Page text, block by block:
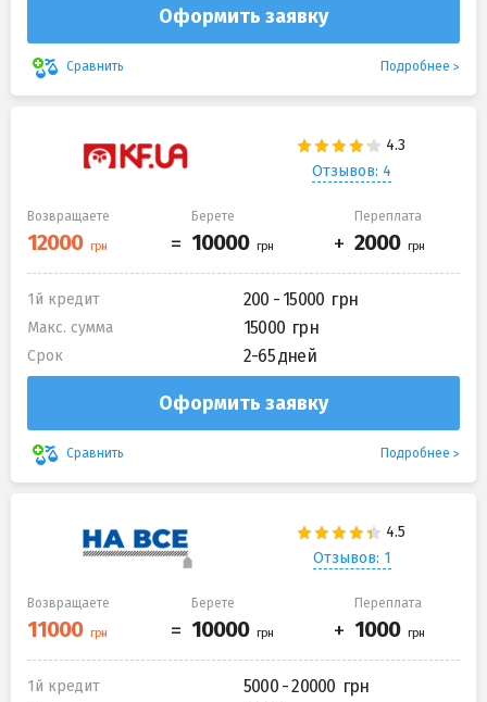
Оформить заявку
Сравнить Подробнее
Отзывов: 4
Возвращаете Берете Переплата
1й кредит 200 - 15000
Макс. сумма 15000
Срок 2-65 дней
Оформить заявку
Сравнить Подробнее
Отзывов: 1
Возвращаете Берете Переплата
1й кредит 5000 - 20000